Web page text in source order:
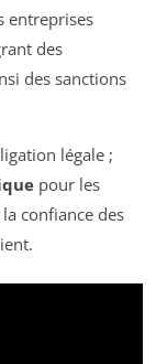
entreprises
des
des sanctions
légale ;
pour les
confiance des